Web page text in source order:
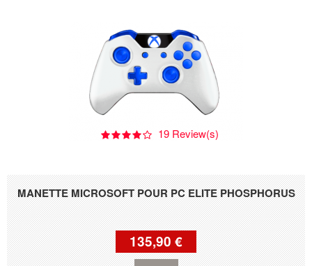
MANETTE MICROSOFT POUR PC ELITE PHOSPHORUS
19 Review(s)
135,90 €